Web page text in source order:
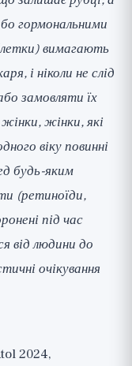
гормональними
вимагають
і ніколи не слід
замовляти їх
жінки, які
віку повинні
будь-яким
(ретиноїди,
під час
від людини до
очікування
2024,